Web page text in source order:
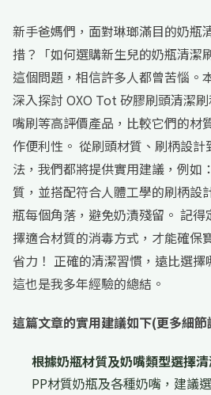
新手爸媽們，面對琳瑯滿目的奶瓶
措？「如何選購新生兒的奶瓶清潔
這個問題，相信許多人都曾苦惱。
深入探討 OXO Tot 矽膠刷頭清潔
嘴刷等高評價產品，比較它們的材
作便利性。 從刷頭材質、刷柄設
法，我們都將提供實用建議，例如
質，並搭配符合人體工學的刷柄設
瓶每個角落，避免奶漬殘留。 記
擇適合材質的消毒方式，才能確保
省力！ 正確的清潔習慣，遠比選擇
這也是我多年經驗的總結。
這篇文章的實用建議如下(更多細
根據奶瓶材質及奶嘴類型選擇清
PP材質奶瓶及各種奶嘴，建議